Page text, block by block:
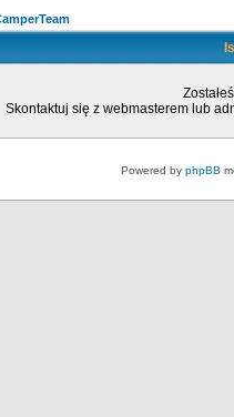
Skontaktuj się z webmasterem lub
Powered by phpBB